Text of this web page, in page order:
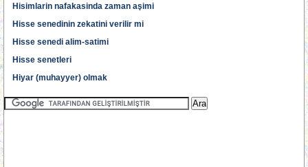
Hisimlarin nafakasinda zaman aşimi
Hisse senedinin zekatini verilir mi
Hisse senedi alim-satimi
Hisse senetleri
Hiyar (muhayyer) olmak